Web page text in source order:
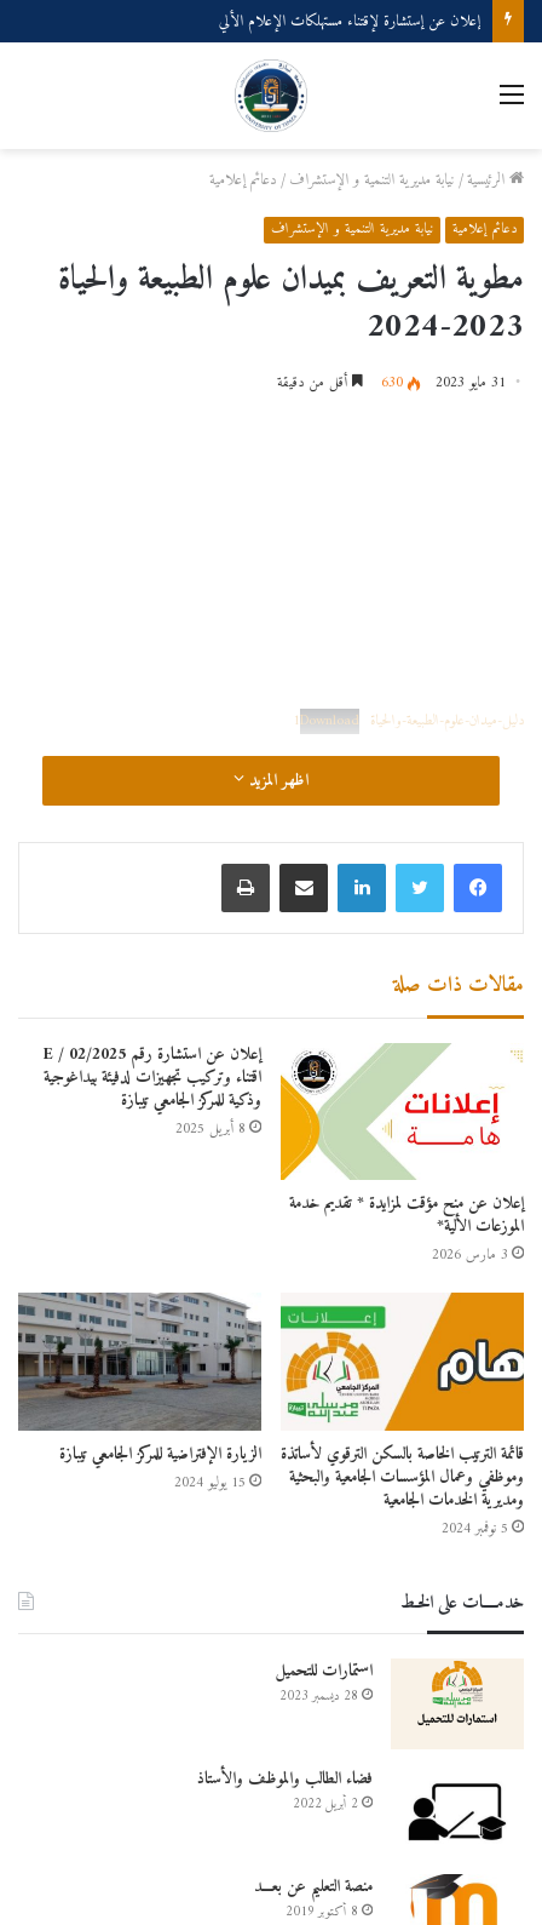
إعلان عن إستشارة لإقتناء مستهلكات الإعلام الألي
القائمة
الرئيسية/نيابة مديرية التنمية و الإستشراف/دعائم إعلامية
دعائم إعلامية نيابة مديرية التنمية و الإستشراف
مطوية التعريف بميدان علوم الطبيعة والحياة
2023-2024
31 مايو 2023 630 أقل من دقيقة
دليل-ميدان-علوم-الطبيعة-والحياة1 Download
اظهر المزيد
لينكدإن مشاركة عبر البريد طباعة
مقالات ذات صلة
إعلان عن منح مؤقت لمزايدة * تقديم خدمة
الموزعات الألية*
3 مارس 2026
إعلان عن استشارة رقم 02/2025 / E
اقتناء وتركيب تجهيزات لدفيئة بيداغوجية
وذكية للمركز الجامعي تيبازة
8 أبريل 2025
قائمة الترتيب الخاصة بالسكن الترقوي لأساتذة
وموظفي وعمال المؤسسات الجامعية والبحثية
ومديرية الخدمات الجامعية
5 نوفمبر 2024
الزيارة الإفتراضية للمركز الجامعي تيبازة
15 يوليو 2024
خدمــــات على الخـط
استمارات للتحميل
28 ديسمبر 2023
فضاء الطالب والموظف والأستاذ
2 أبريل 2022
منصة التعليم عن بعـــد
8 أكتوبر 2019